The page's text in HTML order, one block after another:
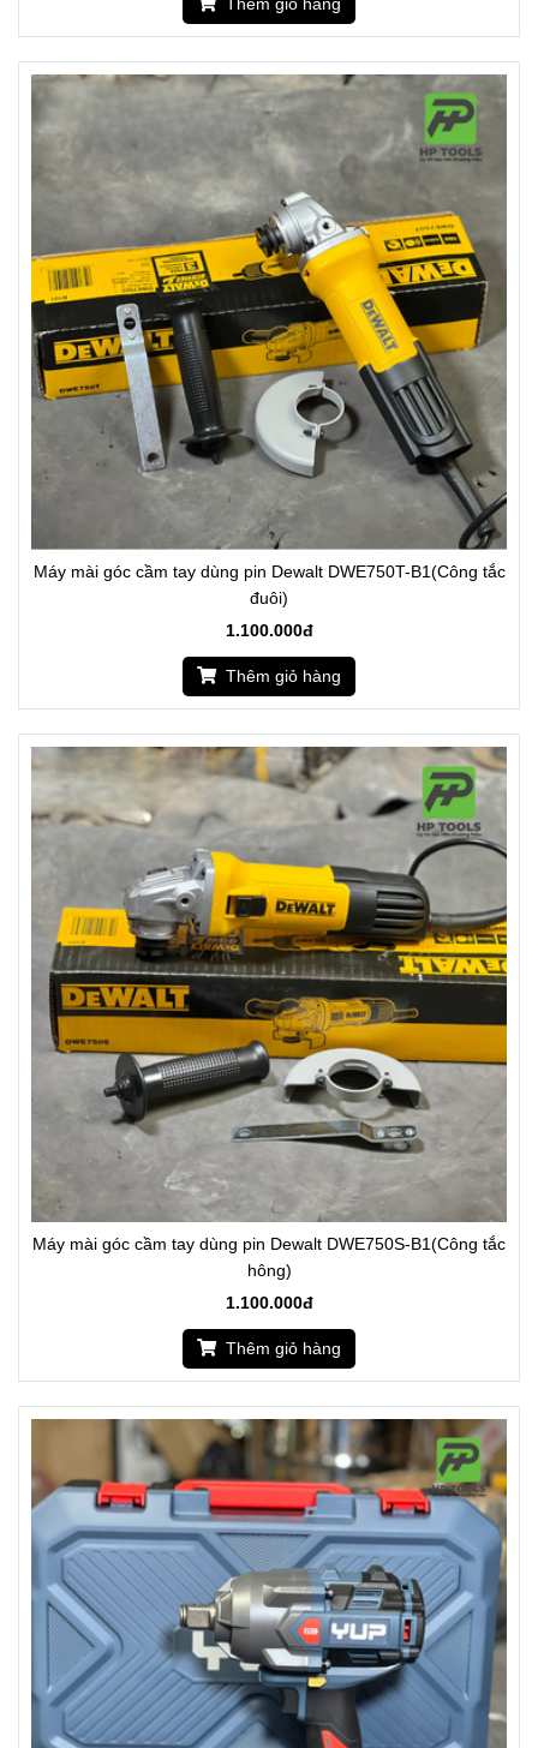
Thêm giỏ hàng
Máy mài góc cầm tay dùng pin Dewalt DWE750T-B1(Công tắc
đuôi)
1.100.000đ
Thêm giỏ hàng
Máy mài góc cầm tay dùng pin Dewalt DWE750S-B1(Công tắc
hông)
1.100.000đ
Thêm giỏ hàng